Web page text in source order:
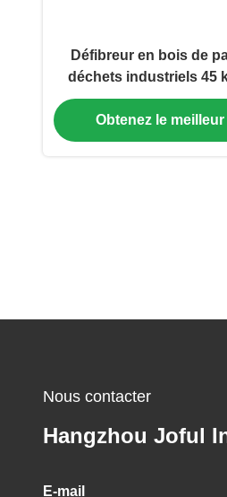
Défibreur en bois de
déchets industriels 45
avec le système de
magnétique
Obtenez le
Nous contacter
Hangzhou Joful
E-mail